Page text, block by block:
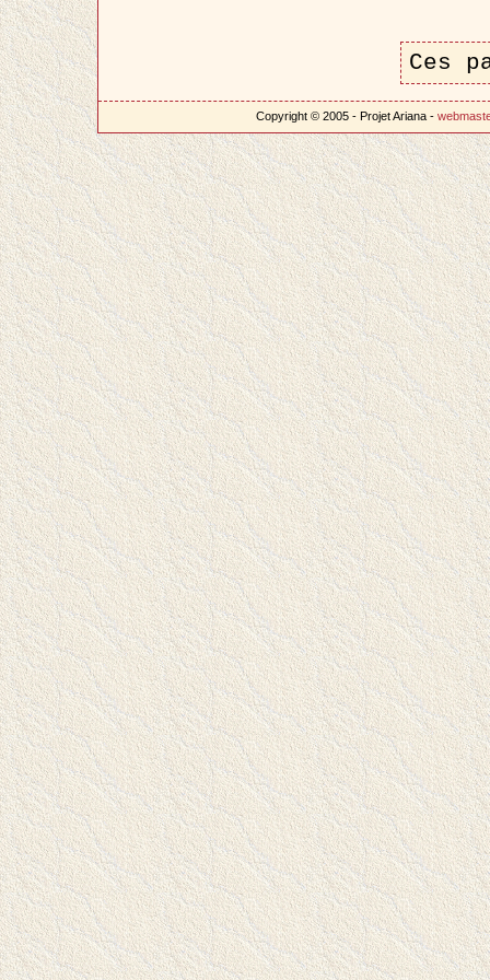
Ces
Copyright © 2005 - Projet Ariana -